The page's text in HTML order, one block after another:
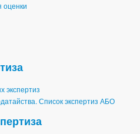
оценки
экспертиз
Список экспертиз АБО